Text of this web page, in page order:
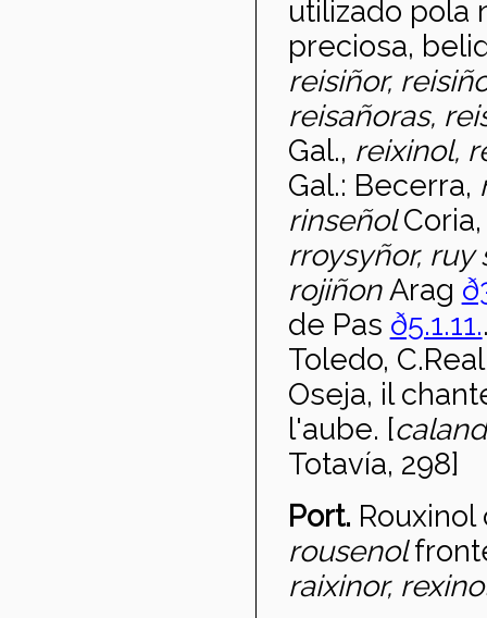
utilizado pola
preciosa,
reisiñor,
reisañoras,
Gal., reixinol,
Gal.: Becerra,
rinseñol
rroysyñor, ruy
rojiñon Arag
de Pas ð5.1.11.
Toledo,
Oseja, il
l'aube. [
Totavía, 298]
Port.
rousenol
raixinor,